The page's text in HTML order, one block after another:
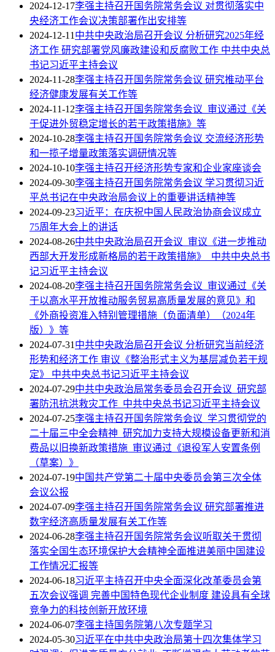
2024-12-17李强主持召开国务院常务会议 对贯彻落实中
央经济工作会议决策部署作出安排等
2024-12-11中共中央政治局召开会议 分析研究2025年经
济工作 研究部署党风廉政建设和反腐败工作 中共中央总
书记习近平主持会议
2024-11-28李强主持召开国务院常务会议 研究推动平台
经济健康发展有关工作等
2024-11-12李强主持召开国务院常务会议 审议通过《关
于促进外贸稳定增长的若干政策措施》等
2024-10-28李强主持召开国务院常务会议 交流经济形势
和一揽子增量政策落实调研情况等
2024-10-10李强主持召开经济形势专家和企业家座谈会
2024-09-30李强主持召开国务院常务会议 学习贯彻习近
平总书记在中央政治局会议上的重要讲话精神等
2024-09-23习近平：在庆祝中国人民政治协商会议成立
75周年大会上的讲话
2024-08-26中共中央政治局召开会议 审议《进一步推动
西部大开发形成新格局的若干政策措施》 中共中央总书
记习近平主持会议
2024-08-20李强主持召开国务院常务会议 审议通过《关
于以高水平开放推动服务贸易高质量发展的意见》和
《外商投资准入特别管理措施（负面清单）（2024年
版）》等
2024-07-31中共中央政治局召开会议 分析研究当前经济
形势和经济工作 审议《整治形式主义为基层减负若干规
定》 中共中央总书记习近平主持会议
2024-07-29中共中央政治局常务委员会召开会议 研究部
署防汛抗洪救灾工作 中共中央总书记习近平主持会议
2024-07-25李强主持召开国务院常务会议 学习贯彻党的
二十届三中全会精神 研究加力支持大规模设备更新和消
费品以旧换新政策措施 审议通过《退役军人安置条例
（草案）》
2024-07-19中国共产党第二十届中央委员会第三次全体
会议公报
2024-07-09李强主持召开国务院常务会议 研究部署推进
数字经济高质量发展有关工作等
2024-06-28李强主持召开国务院常务会议听取关于贯彻
落实全国生态环境保护大会精神全面推进美丽中国建设
工作情况汇报等
2024-06-18习近平主持召开中央全面深化改革委员会第
五次会议强调 完善中国特色现代企业制度 建设具有全球
竞争力的科技创新开放环境
2024-06-07李强主持国务院第八次专题学习
2024-05-30习近平在中共中央政治局第十四次集体学习